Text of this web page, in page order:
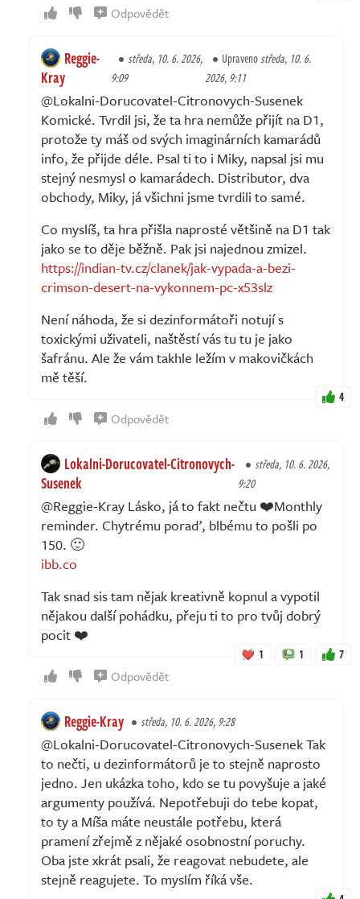
Odpovědět
Reggie-
Kray
středa, 10. 6. 2026,
9:09
Upravenostředa, 10. 6.
2026, 9:11
@Lokalni-Dorucovatel-Citronovych-Susenek
Komické. Tvrdil jsi, že ta hra nemůže přijít na D1,
protože ty máš od svých imaginárních kamarádů
info, že přijde déle. Psal ti to i Miky, napsal jsi mu
stejný nesmysl o kamarádech. Distributor, dva
obchody, Miky, já všichni jsme tvrdili to samé.
Co myslíš, ta hra přišla naprosté většině na D1 tak
jako se to děje běžně. Pak jsi najednou zmizel.
https://indian-tv.cz/clanek/jak-vypada-a-bezi-
crimson-desert-na-vykonnem-pc-x53slz
Není náhoda, že si dezinformátoři notují s
toxickými uživateli, naštěstí vás tu tu je jako
šafránu. Ale že vám takhle ležím v makovičkách
mě těší.
4
Odpovědět
Lokalni-Dorucovatel-Citronovych-
Susenek
středa, 10. 6. 2026,
9:20
@Reggie-Kray Lásko, já to fakt nečtu ❤️Monthly
reminder. Chytrému poraď, blbému to pošli po
150. 🙂
ibb.co
Tak snad sis tam nějak kreativně kopnul a vypotil
nějakou další pohádku, přeju ti to pro tvůj dobrý
pocit ❤️
1 1 7
Odpovědět
Reggie-Kray středa, 10. 6. 2026, 9:28
@Lokalni-Dorucovatel-Citronovych-Susenek Tak
to nečti, u dezinformátorů je to stejně naprosto
jedno. Jen ukázka toho, kdo se tu povyšuje a jaké
argumenty používá. Nepotřebuji do tebe kopat,
to ty a Míša máte neustále potřebu, která
pramení zřejmě z nějaké osobnostní poruchy.
Oba jste xkrát psali, že reagovat nebudete, ale
stejně reagujete. To myslím říká vše.